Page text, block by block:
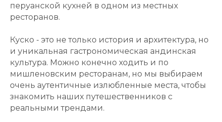
перуанской кухней в одном из местных
ресторанов.
Куско - это не только история и архитектура, но
и уникальная гастрономическая андинская
культура. Можно конечно ходить и по
мишленовским ресторанам, но мы выбираем
очень аутентичные излюбленные места, чтобы
знакомить наших путешественников с
реальными трендами.